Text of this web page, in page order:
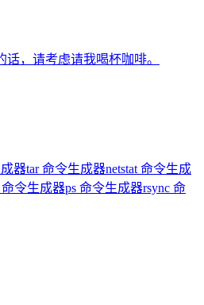
，请考虑请我喝杯咖啡。
器tar 命令生成器netstat 命令生成
命令生成器ps 命令生成器rsync 命